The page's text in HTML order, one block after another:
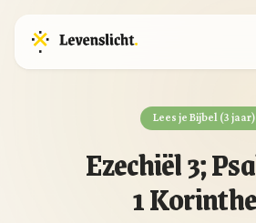
Lees je Bijbel (3 jaar)
Ezechiël 3;
1